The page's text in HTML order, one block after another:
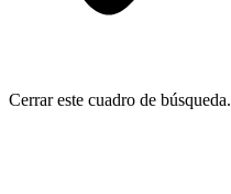
Cerrar este cuadro de búsqueda.